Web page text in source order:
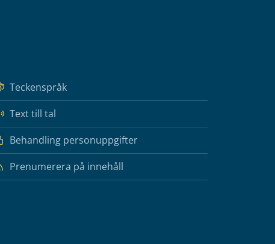
Teckenspråk
Text till tal
Behandling personuppgifter
Prenumerera på innehåll